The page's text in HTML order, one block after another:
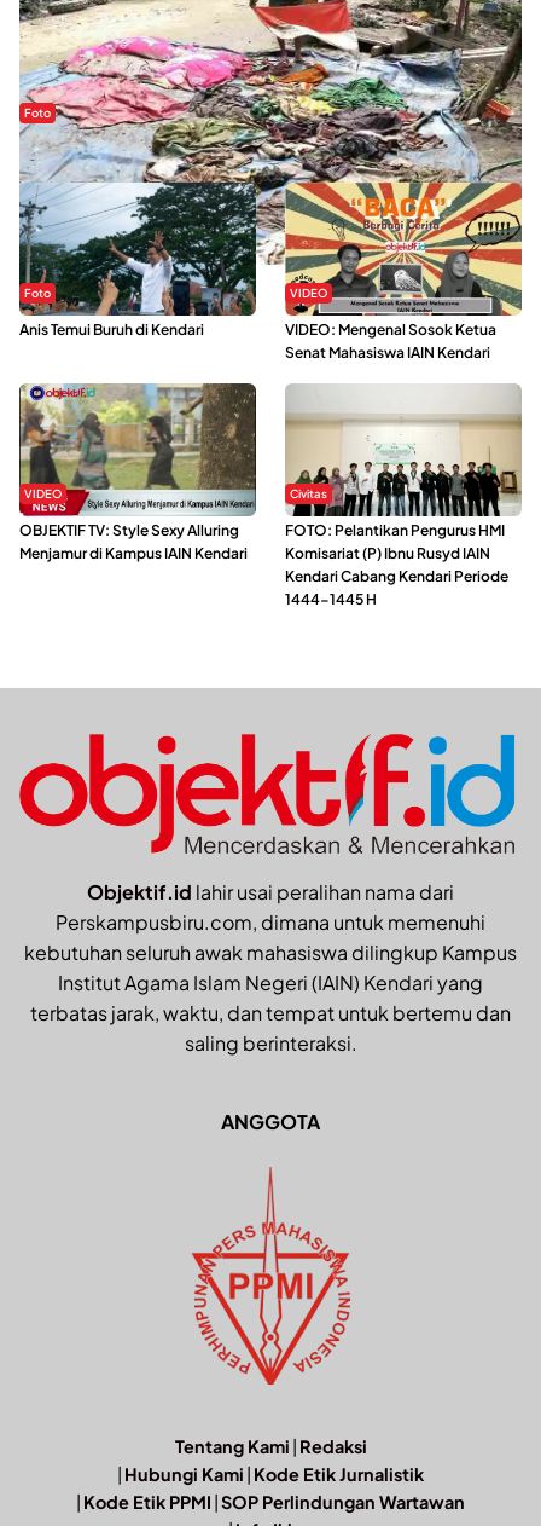
Foto
Sejak Banjir Bandang, Warga Butuhkan Air Bersih
Foto
Anis Temui Buruh di Kendari
VIDEO
VIDEO: Mengenal Sosok Ketua
Senat Mahasiswa IAIN Kendari
VIDEO
OBJEKTIF TV: Style Sexy Alluring
Menjamur di Kampus IAIN Kendari
Civitas
FOTO: Pelantikan Pengurus HMI
Komisariat (P) Ibnu Rusyd IAIN
Kendari Cabang Kendari Periode
1444-1445 H
Objektif.id lahir usai peralihan nama dari
Perskampusbiru.com, dimana untuk memenuhi
kebutuhan seluruh awak mahasiswa dilingkup Kampus
Institut Agama Islam Negeri (IAIN) Kendari yang
terbatas jarak, waktu, dan tempat untuk bertemu dan
saling berinteraksi.
ANGGOTA
Tentang Kami | Redaksi
| Hubungi Kami | Kode Etik Jurnalistik
| Kode Etik PPMI |SOP Perlindungan Wartawan